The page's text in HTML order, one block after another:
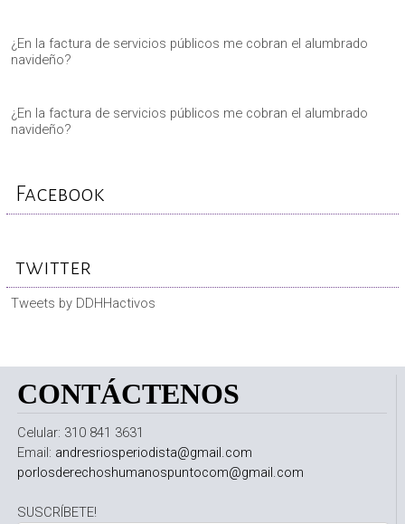
¿En la factura de servicios públicos me cobran el alumbrado
navideño?
¿En la factura de servicios públicos me cobran el alumbrado
navideño?
Facebook
twitter
Tweets by DDHHactivos
CONTÁCTENOS
Celular: 310 841 3631
Email: andresriosperiodista@gmail.com
porlosderechoshumanospuntocom@gmail.com
SUSCRÍBETE!